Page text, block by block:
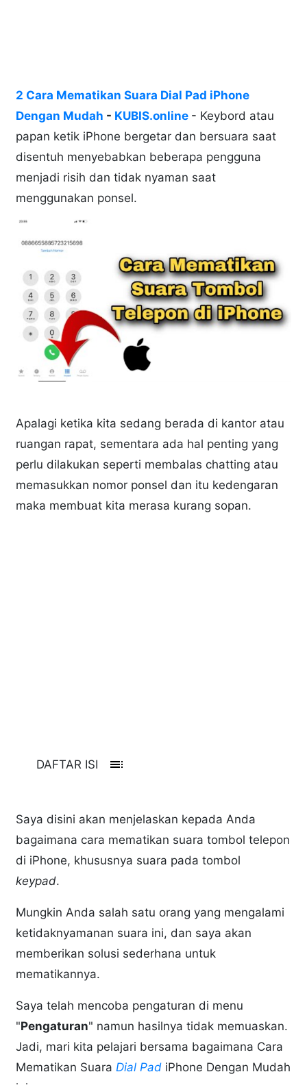
2 Cara Mematikan Suara Dial Pad iPhone
Dengan Mudah - KUBIS.online - Keybord atau
papan ketik iPhone bergetar dan bersuara saat
disentuh menyebabkan beberapa pengguna
menjadi risih dan tidak nyaman saat
menggunakan ponsel.
Apalagi ketika kita sedang berada di kantor atau
ruangan rapat, sementara ada hal penting yang
perlu dilakukan seperti membalas chatting atau
memasukkan nomor ponsel dan itu kedengaran
maka membuat kita merasa kurang sopan.
DAFTAR ISI toc
Saya disini akan menjelaskan kepada Anda
bagaimana cara mematikan suara tombol telepon
di iPhone, khususnya suara pada tombol
keypad.
Mungkin Anda salah satu orang yang mengalami
ketidaknyamanan suara ini, dan saya akan
memberikan solusi sederhana untuk
mematikannya.
Saya telah mencoba pengaturan di menu
"Pengaturan" namun hasilnya tidak memuaskan.
Jadi, mari kita pelajari bersama bagaimana Cara
Mematikan Suara Dial Pad iPhone Dengan Mudah